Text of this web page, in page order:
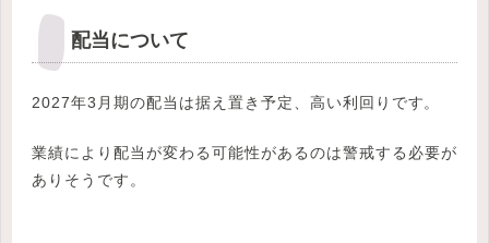
配当について
2027年3月期の配当は据え置き予定、高い利回りです。
業績により配当が変わる可能性があるのは警戒する必要が
ありそうです。